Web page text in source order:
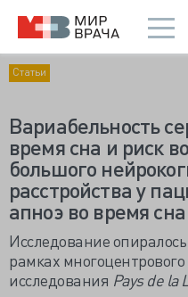
Статьи
Вариабельность
время сна и риск
большого
расстройства у
апноэ во время
Исследование
рамках
исследования Pays de la